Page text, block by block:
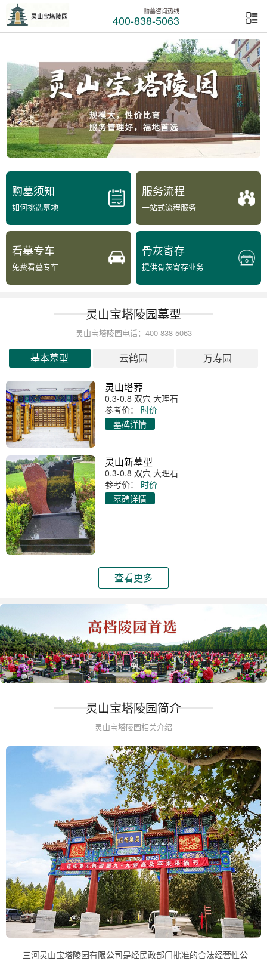
购墓咨询热线
400-838-5063
购墓须知
如何挑选墓地
服务流程
一站式流程服务
看墓专车
免费看墓专车
骨灰寄存
提供骨灰寄存业务
灵山宝塔陵园墓型
灵山宝塔陵园电话：400-838-5063
基本墓型 云鹤园 万寿园
灵山塔葬
0.3-0.8 双穴 大理石
参考价：
时价
墓碑详情
灵山新墓型
0.3-0.8 双穴 大理石
参考价：
时价
墓碑详情
查看更多
灵山宝塔陵园简介
灵山宝塔陵园相关介绍
三河灵山宝塔陵园有限公司是经民政部门批准的合法经营性公